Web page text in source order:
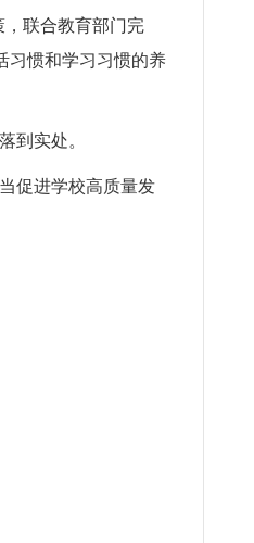
联合教育部门完
习惯和学习习惯的养
到实处。
促进学校高质量发